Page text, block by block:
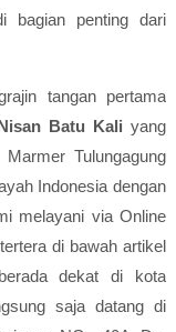
bagian penting dari
tangan pertama
Batu Kali yang
Tulungagung
Indonesia dengan
melayani via Online
di bawah artikel
dekat di kota
saja datang di